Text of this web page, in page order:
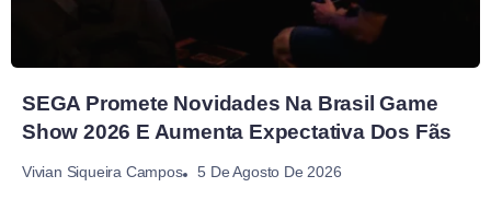
SEGA Promete Novidades Na Brasil Game
Show 2026 E Aumenta Expectativa Dos Fãs
Vivian Siqueira Campos 5 De Agosto De 2026